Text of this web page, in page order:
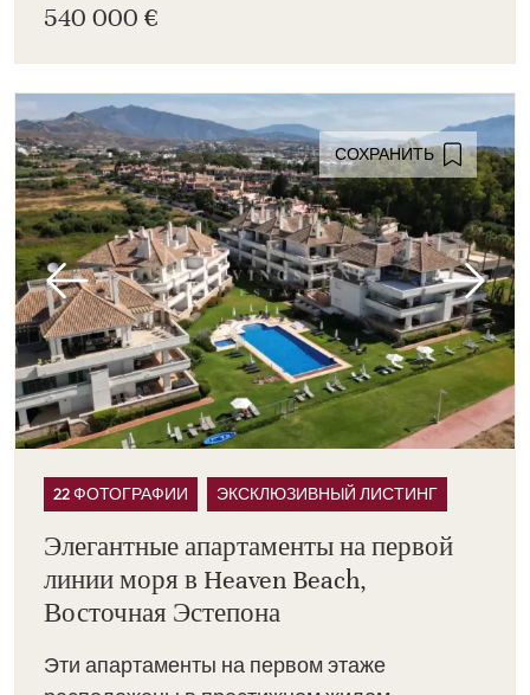
540 000 €
СОХРАНИТЬ
22 ФОТОГРАФИИ ЭКСКЛЮЗИВНЫЙ ЛИСТИНГ
Элегантные апартаменты на первой
линии моря в Heaven Beach,
Восточная Эстепона
Эти апартаменты на первом этаже